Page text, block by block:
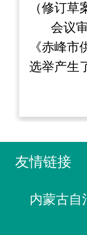
（修订草
会议
《赤峰
选举产生
友情链接
内蒙古自